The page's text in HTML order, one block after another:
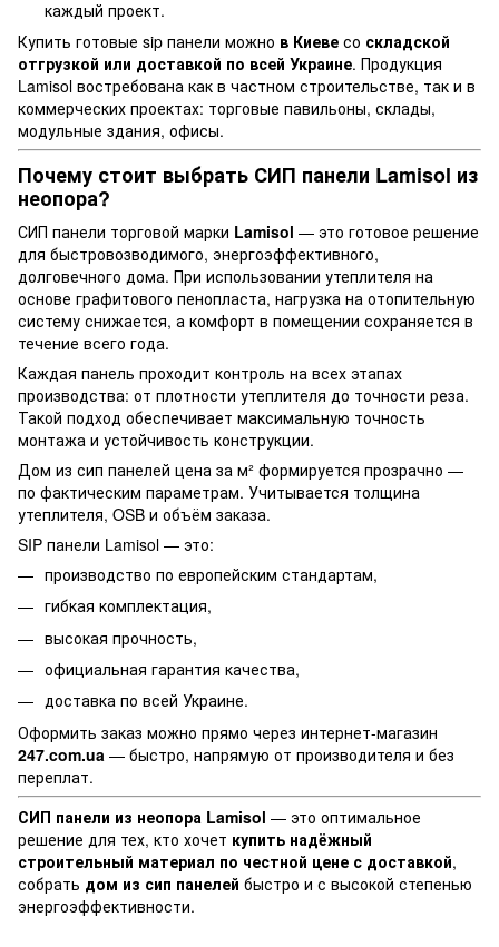
каждый проект.
Купить готовые sip панели можно в Киеве со складской
отгрузкой или доставкой по всей Украине. Продукция
Lamisol востребована как в частном строительстве, так и в
коммерческих проектах: торговые павильоны, склады,
модульные здания, офисы.
Почему стоит выбрать СИП панели Lamisol из
неопора?
СИП панели торговой марки Lamisol — это готовое решение
для быстровозводимого, энергоэффективного,
долговечного дома. При использовании утеплителя на
основе графитового пенопласта, нагрузка на отопительную
систему снижается, а комфорт в помещении сохраняется в
течение всего года.
Каждая панель проходит контроль на всех этапах
производства: от плотности утеплителя до точности реза.
Такой подход обеспечивает максимальную точность
монтажа и устойчивость конструкции.
Дом из сип панелей цена за м² формируется прозрачно —
по фактическим параметрам. Учитывается толщина
утеплителя, OSB и объём заказа.
SIP панели Lamisol — это:
производство по европейским стандартам,
гибкая комплектация,
высокая прочность,
официальная гарантия качества,
доставка по всей Украине.
Оформить заказ можно прямо через интернет-магазин
247.com.ua — быстро, напрямую от производителя и без
переплат.
СИП панели из неопора Lamisol — это оптимальное
решение для тех, кто хочет купить надёжный
строительный материал по честной цене с доставкой,
собрать дом из сип панелей быстро и с высокой степенью
энергоэффективности.